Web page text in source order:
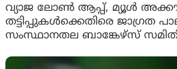
വ്യാജ ലോൺ ആപ്പ്, മ്യൂൾ
തട്ടിപ്പുകൾക്കെതിരെ ജാ​ഗ്രത
സംസ്ഥാനതല ബാങ്കേഴ്സ്